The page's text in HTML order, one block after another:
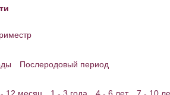
Послеродовый период